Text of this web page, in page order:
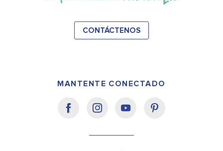
CONTÁCTENOS
MANTENTE CONECTADO